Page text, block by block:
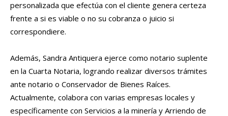
personalizada que efectúa con el cliente genera certeza
frente a si es viable o no su cobranza o juicio si
correspondiere.
Además, Sandra Antiquera ejerce como notario suplente
en la Cuarta Notaria, logrando realizar diversos trámites
ante notario o Conservador de Bienes Raíces.
Actualmente, colabora con varias empresas locales y
específicamente con Servicios a la minería y Arriendo de